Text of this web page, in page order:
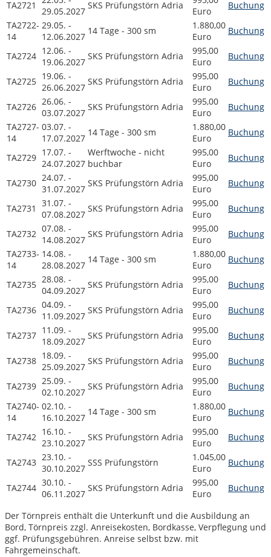
TA2721
29.05.2027
SKS Prüfungstörn Adria
Euro
Buchung
TA2722-
14
29.05. -
12.06.2027
14 Tage - 300 sm
1.880,00
Euro
Buchung
TA2724 12.06. -
19.06.2027
SKS Prüfungstörn Adria
995,00
Euro
Buchung
TA2725 19.06. -
26.06.2027
SKS Prüfungstörn Adria
995,00
Euro
Buchung
TA2726 26.06. -
03.07.2027
SKS Prüfungstörn Adria
995,00
Euro
Buchung
TA2727-
14
03.07. -
17.07.2027
14 Tage - 300 sm
1.880,00
Euro
Buchung
TA2729 17.07. -
24.07.2027
Werftwoche - nicht
buchbar
995,00
Euro
Buchung
TA2730 24.07. -
31.07.2027
SKS Prüfungstörn Adria
995,00
Euro
Buchung
TA2731
31.07. -
07.08.2027
SKS Prüfungstörn Adria
995,00
Euro
Buchung
TA2732 07.08. -
14.08.2027
SKS Prüfungstörn Adria
995,00
Euro
Buchung
TA2733-
14
14.08. -
28.08.2027
14 Tage - 300 sm
1.880,00
Euro
Buchung
TA2735 28.08. -
04.09.2027
SKS Prüfungstörn Adria
995,00
Euro
Buchung
TA2736 04.09. -
11.09.2027
SKS Prüfungstörn Adria
995,00
Euro
Buchung
TA2737 11.09. -
18.09.2027
SKS Prüfungstörn Adria
995,00
Euro
Buchung
TA2738 18.09. -
25.09.2027
SKS Prüfungstörn Adria
995,00
Euro
Buchung
TA2739 25.09. -
02.10.2027
SKS Prüfungstörn Adria
995,00
Euro
Buchung
TA2740-
14
02.10. -
16.10.2027
14 Tage - 300 sm
1.880,00
Euro
Buchung
TA2742 16.10. -
23.10.2027
SKS Prüfungstörn Adria
995,00
Euro
Buchung
TA2743 23.10. -
30.10.2027
SSS Prüfungstörn
1.045,00
Euro
Buchung
TA2744 30.10. -
06.11.2027
SKS Prüfungstörn Adria
995,00
Euro
Buchung
Der Törnpreis enthält die Unterkunft und die Ausbildung an
Bord, Törnpreis zzgl. Anreisekosten, Bordkasse, Verpflegung und
ggf. Prüfungsgebühren. Anreise selbst bzw. mit
Fahrgemeinschaft.